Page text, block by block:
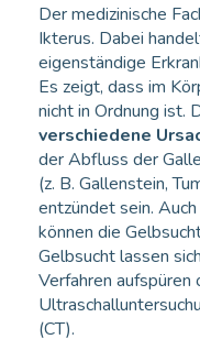
Der medizinische
Ikterus. Dabei
eigenständige
Es zeigt, dass im
nicht in Ordnung ist.
verschiedene
der Abfluss der
(z. B. Gallenstein,
entzündet sein.
können die
Gelbsucht lassen
Verfahren
(CT).